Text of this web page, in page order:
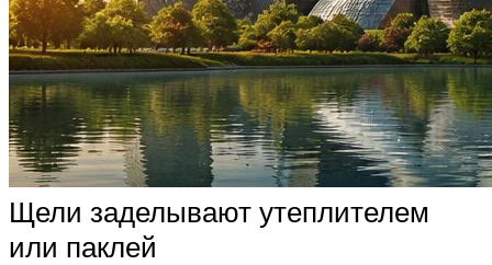
Щели заделывают утеплителем
или паклей